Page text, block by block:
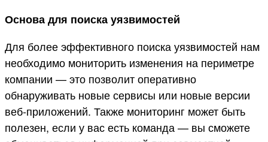
Основа для поиска уязвимостей
Для более эффективного поиска уязвимостей нам
необходимо мониторить изменения на периметре
компании — это позволит оперативно
обнаруживать новые сервисы или новые версии
веб-приложений. Также мониторинг может быть
полезен, если у вас есть команда — вы сможете